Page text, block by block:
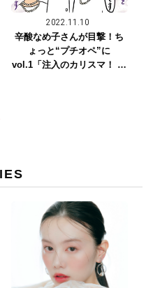
2022.11.10
辛酸なめ子さんが目撃！ち
ょっと“プチオペ”に
vol.1「注入のカリスマ！ あ